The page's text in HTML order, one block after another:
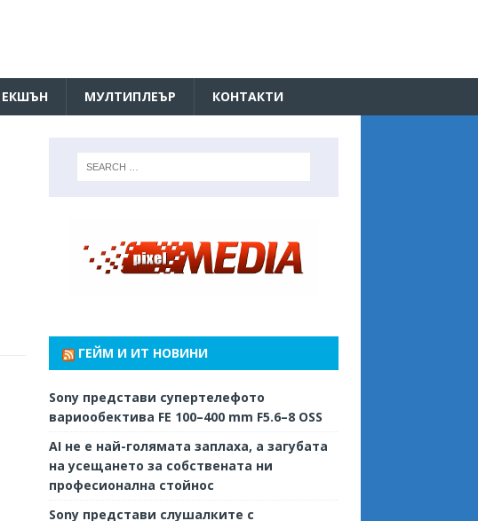
ЕКШЪН МУЛТИПЛЕЪР КОНТАКТИ
ГЕЙМ И ИТ НОВИНИ
Sony представи супертелефото
вариообектива FE 100–400 mm F5.6–8 OSS
AI не е най-голямата заплаха, а загубата
на усещането за собствената ни
професионална стойнос
Sony представи слушалките с